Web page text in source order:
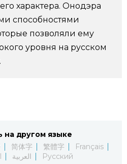
характера. Онодэра
способностями
позволяли ему
уровня на русском
на другом языке
简体字 繁體字
Français
العربية Русский